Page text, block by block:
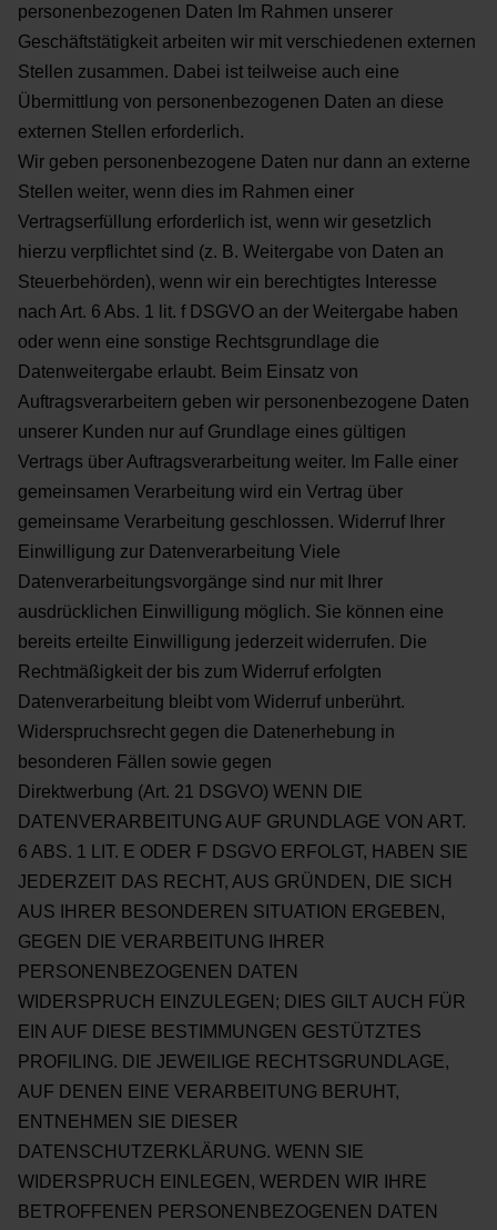
personenbezogenen Daten Im Rahmen unserer
Geschäftstätigkeit arbeiten wir mit verschiedenen externen
Stellen zusammen. Dabei ist teilweise auch eine
Übermittlung von personenbezogenen Daten an diese
externen Stellen erforderlich.
Wir geben personenbezogene Daten nur dann an externe
Stellen weiter, wenn dies im Rahmen einer
Vertragserfüllung erforderlich ist, wenn wir gesetzlich
hierzu verpflichtet sind (z. B. Weitergabe von Daten an
Steuerbehörden), wenn wir ein berechtigtes Interesse
nach Art. 6 Abs. 1 lit. f DSGVO an der Weitergabe haben
oder wenn eine sonstige Rechtsgrundlage die
Datenweitergabe erlaubt. Beim Einsatz von
Auftragsverarbeitern geben wir personenbezogene Daten
unserer Kunden nur auf Grundlage eines gültigen
Vertrags über Auftragsverarbeitung weiter. Im Falle einer
gemeinsamen Verarbeitung wird ein Vertrag über
gemeinsame Verarbeitung geschlossen.Widerruf Ihrer
Einwilligung zur Datenverarbeitung Viele
Datenverarbeitungsvorgänge sind nur mit Ihrer
ausdrücklichen Einwilligung möglich. Sie können eine
bereits erteilte Einwilligung jederzeit widerrufen. Die
Rechtmäßigkeit der bis zum Widerruf erfolgten
Datenverarbeitung bleibt vom Widerruf unberührt.
Widerspruchsrecht gegen die Datenerhebung in
besonderen Fällen sowie gegen
Direktwerbung (Art. 21 DSGVO) WENN DIE
DATENVERARBEITUNG AUF GRUNDLAGE VON ART.
6 ABS. 1 LIT. E ODER F DSGVO ERFOLGT, HABEN SIE
JEDERZEIT DAS RECHT, AUS GRÜNDEN, DIE SICH
AUS IHRER BESONDEREN SITUATION ERGEBEN,
GEGEN DIE VERARBEITUNG IHRER
PERSONENBEZOGENEN DATEN
WIDERSPRUCH EINZULEGEN; DIES GILT AUCH FÜR
EIN AUF DIESE BESTIMMUNGEN GESTÜTZTES
PROFILING. DIE JEWEILIGE RECHTSGRUNDLAGE,
AUF DENEN EINE VERARBEITUNG BERUHT,
ENTNEHMEN SIE DIESER
DATENSCHUTZERKLÄRUNG. WENN SIE
WIDERSPRUCH EINLEGEN,WERDEN WIR IHRE
BETROFFENEN PERSONENBEZOGENEN DATEN